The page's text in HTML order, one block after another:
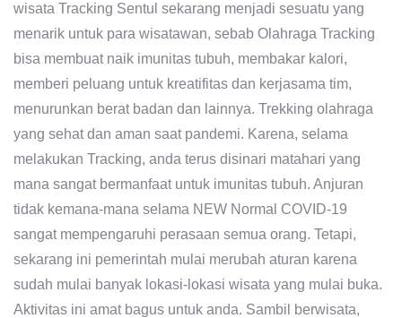
wisata Tracking Sentul sekarang menjadi sesuatu yang
menarik untuk para wisatawan, sebab Olahraga Tracking
bisa membuat naik imunitas tubuh, membakar kalori,
memberi peluang untuk kreatifitas dan kerjasama tim,
menurunkan berat badan dan lainnya. Trekking olahraga
yang sehat dan aman saat pandemi. Karena, selama
melakukan Tracking, anda terus disinari matahari yang
mana sangat bermanfaat untuk imunitas tubuh. Anjuran
tidak kemana-mana selama NEW Normal COVID-19
sangat mempengaruhi perasaan semua orang. Tetapi,
sekarang ini pemerintah mulai merubah aturan karena
sudah mulai banyak lokasi-lokasi wisata yang mulai buka.
Aktivitas ini amat bagus untuk anda. Sambil berwisata,